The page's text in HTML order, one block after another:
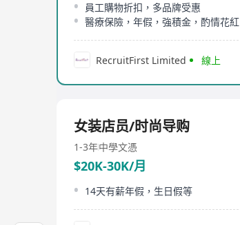
員工購物折扣，多品牌受惠
醫療保險，年假，強積金，酌情花紅
RecruitFirst Limited 線上
女装店员/时尚导购
1-3年中學文憑
$20K-30K/月
14天有薪年假，生日假等